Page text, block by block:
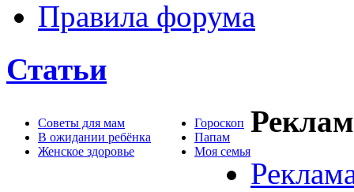
Правила форума
Статьи
Советы для мам
В ожидании ребёнка
Женское здоровье
Гороскоп
Папам
Моя семья